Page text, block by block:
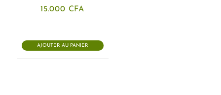
15.000 CFA
AJOUTER AU PANIER